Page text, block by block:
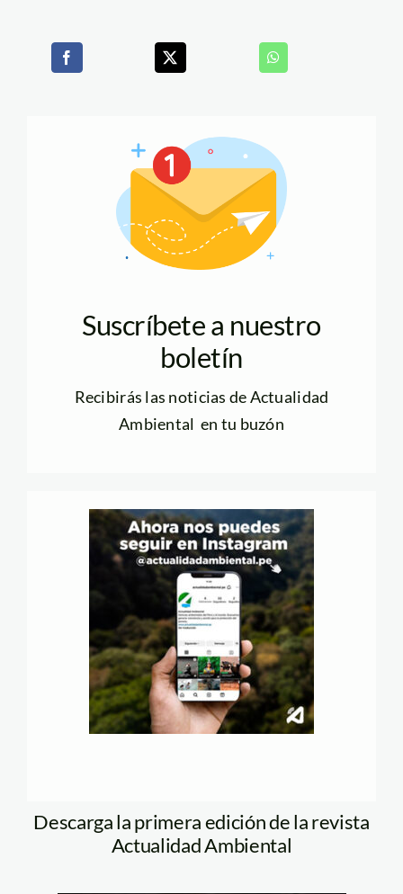
Suscríbete a nuestro
boletín
Recibirás las noticias de Actualidad
Ambiental en tu buzón
Descarga la primera edición de la revista
Actualidad Ambiental